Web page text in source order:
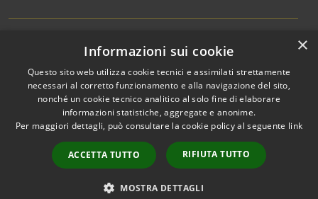
Accessibilità
Privacy
Mappa del sito
Cloud Office
Portale dipendenti
San Martino di Venezze •
Powered byMunicipium
Accesso redazione
×
Informazioni sui cookie
Questo sito web utilizza cookie tecnici e assimilati strettamente
necessari al corretto funzionamento e alla navigazione del sito,
nonché un cookie tecnico analitico al solo fine di elaborare
informazioni statistiche, aggregate e anonime.
Per maggiori dettagli, può consultare la cookie policy al seguente link
ACCETTA TUTTO RIFIUTA TUTTO
MOSTRA DETTAGLI